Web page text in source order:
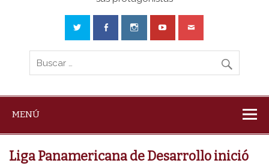
MENÚ
Liga Panamericana de Desarrollo inició